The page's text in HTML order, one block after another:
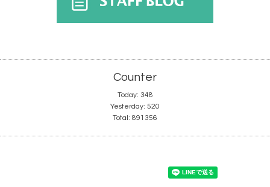
Counter
Today: 348
Yesterday: 520
Total: 891356